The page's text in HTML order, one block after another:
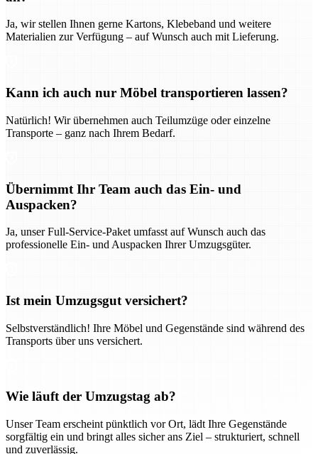
Ja, wir stellen Ihnen gerne Kartons, Klebeband und weitere
Materialien zur Verfügung – auf Wunsch auch mit Lieferung.
Kann ich auch nur Möbel transportieren lassen?
Natürlich! Wir übernehmen auch Teilumzüge oder einzelne
Transporte – ganz nach Ihrem Bedarf.
Übernimmt Ihr Team auch das Ein- und
Auspacken?
Ja, unser Full-Service-Paket umfasst auf Wunsch auch das
professionelle Ein- und Auspacken Ihrer Umzugsgüter.
Ist mein Umzugsgut versichert?
Selbstverständlich! Ihre Möbel und Gegenstände sind während des
Transports über uns versichert.
Wie läuft der Umzugstag ab?
Unser Team erscheint pünktlich vor Ort, lädt Ihre Gegenstände
sorgfältig ein und bringt alles sicher ans Ziel – strukturiert, schnell
und zuverlässig.